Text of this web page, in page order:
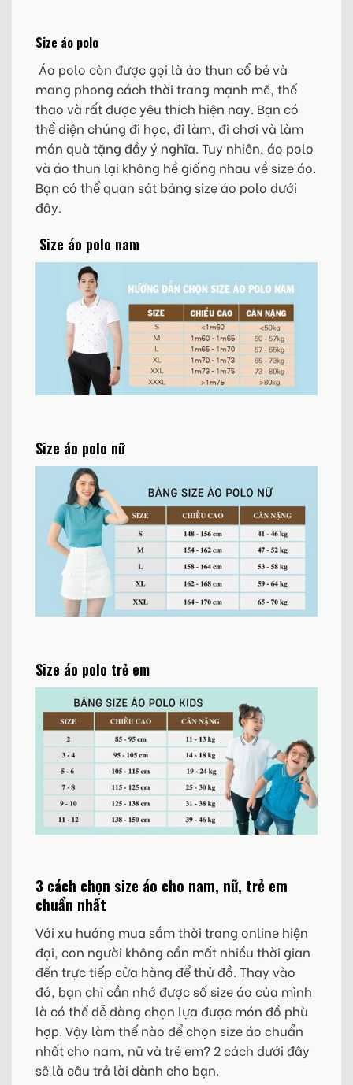
Size áo polo
Áo polo còn được gọi là áo thun cổ bẻ và
mang phong cách thời trang mạnh mẽ, thể
thao và rất được yêu thích hiện nay. Bạn có
thể diện chúng đi học, đi làm, đi chơi và làm
món quà tặng đầy ý nghĩa. Tuy nhiên, áo polo
và áo thun lại không hề giống nhau về size áo.
Bạn có thể quan sát bảng size áo polo dưới
đây.
Size áo polo nam
Size áo polo nữ
Size áo polo trẻ em
3 cách chọn size áo cho nam, nữ, trẻ em
chuẩn nhất
Với xu hướng mua sắm thời trang online hiện
đại, con người không cần mất nhiều thời gian
đến trực tiếp cửa hàng để thử đồ. Thay vào
đó, bạn chỉ cần nhớ được số size áo của mình
là có thể dễ dàng chọn lựa được món đồ phù
hợp. Vậy làm thế nào để chọn size áo chuẩn
nhất cho nam, nữ và trẻ em? 2 cách dưới đây
sẽ là câu trả lời dành cho bạn.